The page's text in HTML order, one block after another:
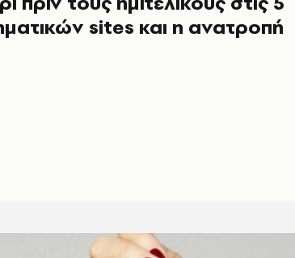
sites και η ανατροπή